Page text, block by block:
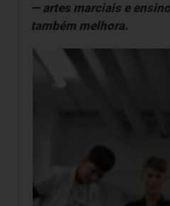
— artes marciais e
também melhora.